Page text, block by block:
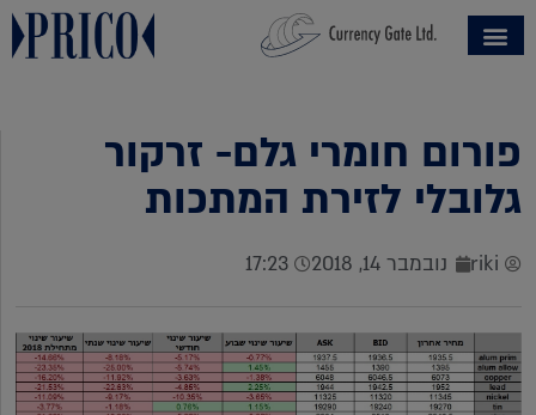
פורום חומרי גלם- זרקור
גלובלי לזירת המתכות
riki נובמבר 14, 2018 17:23